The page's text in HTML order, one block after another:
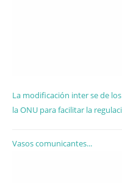
La modificación inter se de
la ONU para facilitar la
Vasos comunicantes...